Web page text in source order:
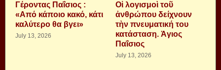
Γέροντας Παΐσιος :
«Από κάποιο κακό, κάτι
καλύτερο θα βγει»
July 13, 2026
Οἱ λογισμοὶ τοῦ
ἀνθρώπου δείχνουν
τὴν πνευματική του
κατάσταση. Ἁγιος
Παΐσιος
July 13, 2026